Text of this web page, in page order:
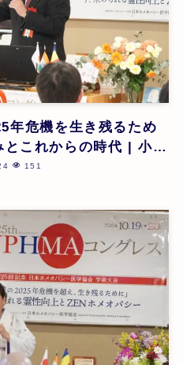
年危機を生き残るため
これからの時代 | 小名
151